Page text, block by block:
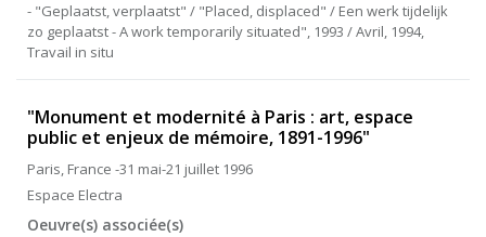
- "Geplaatst, verplaatst" / "Placed, displaced" / Een werk tijdelijk
zo geplaatst - A work temporarily situated", 1993 / Avril, 1994,
Travail in situ
"Monument et modernité à Paris : art, espace
public et enjeux de mémoire, 1891-1996"
Paris, France -31 mai-21 juillet 1996
Espace Electra
Oeuvre(s) associée(s)